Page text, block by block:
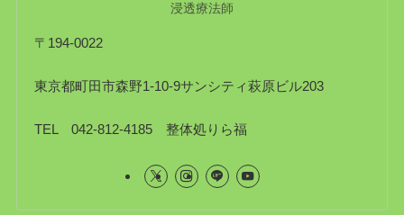
浸透療法師
〒194-0022
東京都町田市森野1-10-9サンシティ萩原ビル203
TEL 042-812-4185 整体処りら福